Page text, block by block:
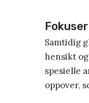
Samtidig
hensikt
spesielle
oppover,